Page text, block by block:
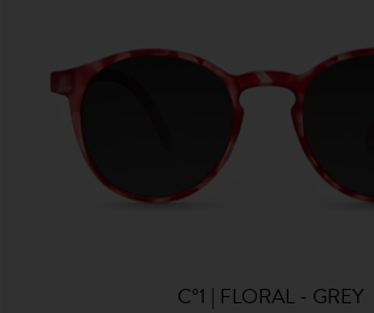
C°1 | FLORAL - GREY